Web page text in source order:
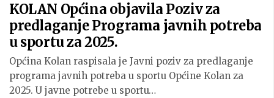
KOLAN Općina objavila Poziv za
predlaganje Programa javnih potreba
u sportu za 2025.
Općina Kolan raspisala je Javni poziv za predlaganje
programa javnih potreba u sportu Općine Kolan za
2025. U javne potrebe u sportu…